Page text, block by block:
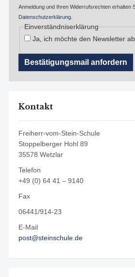
Anmeldung und Ihren Widerrufsrechten erhalten
Datenschutzerklärung.
Einverständniserklärung
Ja, ich möchte den Newsletter
Kontakt
Freiherr-vom-Stein-Schule
Stoppelberger Hohl 89
35578 Wetzlar
Telefon
+49 (0) 64 41 – 9140
Fax
06441/914-23
E-Mail
post@steinschule.de